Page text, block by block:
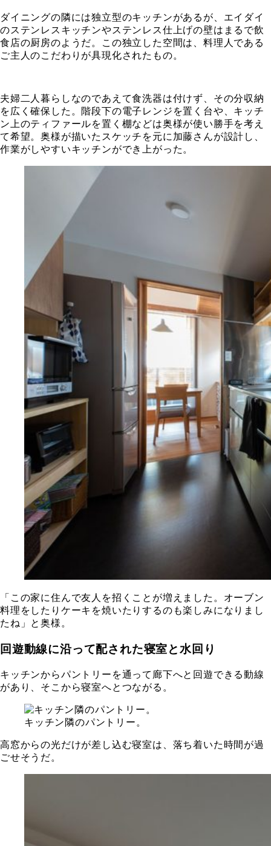
ダイニングの隣には独立型のキッチンがあるが、エイダイ
のステンレスキッチンやステンレス仕上げの壁はまるで飲
食店の厨房のようだ。この独立した空間は、料理人である
ご主人のこだわりが具現化されたもの。
夫婦二人暮らしなのであえて食洗器は付けず、その分収納
を広く確保した。階段下の電子レンジを置く台や、キッチ
ン上のティファールを置く棚などは奥様が使い勝手を考え
て希望。奥様が描いたスケッチを元に加藤さんが設計し、
作業がしやすいキッチンができ上がった。
「この家に住んで友人を招くことが増えました。オーブン
料理をしたりケーキを焼いたりするのも楽しみになりまし
たね」と奥様。
回遊動線に沿って配された寝室と水回り
キッチンからパントリーを通って廊下へと回遊できる動線
があり、そこから寝室へとつながる。
キッチン隣のパントリー。
高窓からの光だけが差し込む寝室は、落ち着いた時間が過
ごせそうだ。